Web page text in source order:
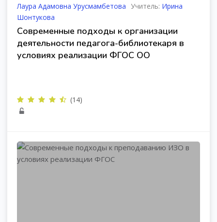
Лаура Адамовна Урусмамбетова Учитель: Ирина
Шонтукова
Современные подходы к организации
деятельности педагога-библиотекаря в
условиях реализации ФГОС ОО
(14)